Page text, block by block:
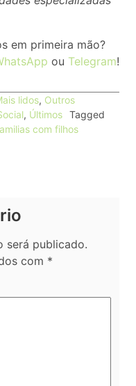
em primeira mão?
ou Telegram!
lidos, Outros
, Últimos Tagged
com filhos
será publicado.
com *